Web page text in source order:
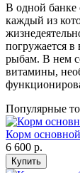
В одной банке
каждый из
погружается в
рыбам. В нем
витамины,
Популярные
Корм
6 600 р.
Купить